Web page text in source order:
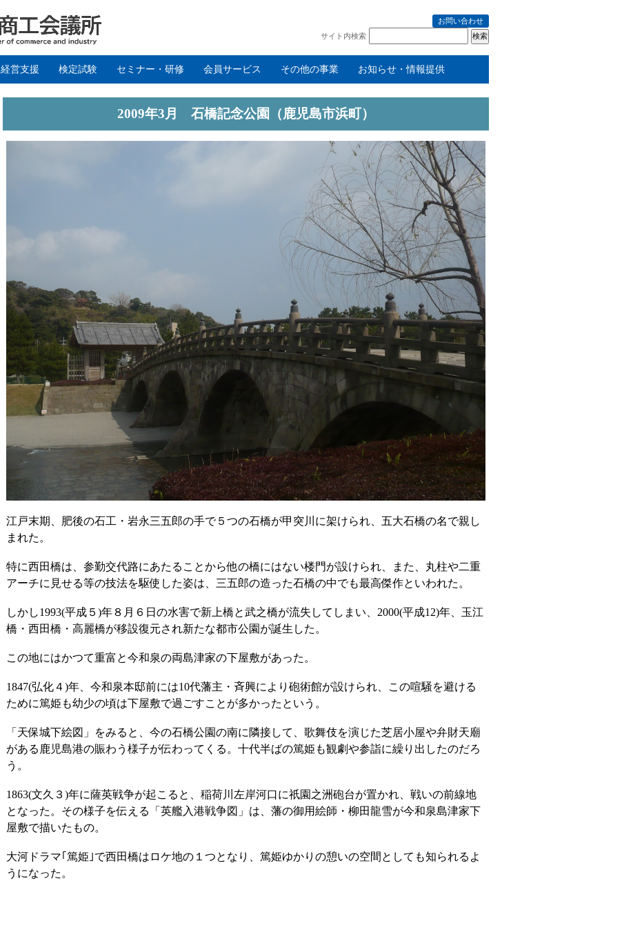
お問い合わせ
サイト内検索
経営支援 検定試験 セミナー・研修 会員サービス その他の事業 お知らせ・情報提供
2009年3月 石橋記念公園（鹿児島市浜町）
江戸末期、肥後の石工・岩永三五郎の手で５つの石橋が甲突川に架けられ、五大石橋の名で親し
まれた。
特に西田橋は、参勤交代路にあたることから他の橋にはない楼門が設けられ、また、丸柱や二重
アーチに見せる等の技法を駆使した姿は、三五郎の造った石橋の中でも最高傑作といわれた。
しかし1993(平成５)年８月６日の水害で新上橋と武之橋が流失してしまい、2000(平成12)年、玉江
橋・西田橋・高麗橋が移設復元され新たな都市公園が誕生した。
この地にはかつて重富と今和泉の両島津家の下屋敷があった。
1847(弘化４)年、今和泉本邸前には10代藩主・斉興により砲術館が設けられ、この喧騒を避ける
ために篤姫も幼少の頃は下屋敷で過ごすことが多かったという。
「天保城下絵図」をみると、今の石橋公園の南に隣接して、歌舞伎を演じた芝居小屋や弁財天廟
がある鹿児島港の賑わう様子が伝わってくる。十代半ばの篤姫も観劇や参詣に繰り出したのだろ
う。
1863(文久３)年に薩英戦争が起こると、稲荷川左岸河口に祇園之洲砲台が置かれ、戦いの前線地
となった。その様子を伝える「英艦入港戦争図」は、藩の御用絵師・柳田龍雪が今和泉島津家下
屋敷で描いたもの。
大河ドラマ｢篤姫｣で西田橋はロケ地の１つとなり、篤姫ゆかりの憩いの空間としても知られるよ
うになった。